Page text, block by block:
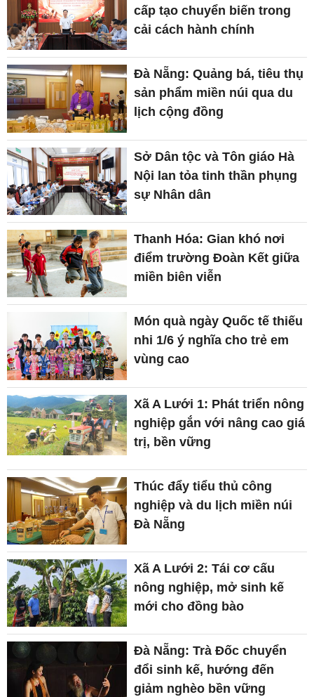
cấp tạo chuyển biến trong
cải cách hành chính
Đà Nẵng: Quảng bá, tiêu thụ
sản phẩm miền núi qua du
lịch cộng đồng
Sở Dân tộc và Tôn giáo Hà
Nội lan tỏa tinh thần phụng
sự Nhân dân
Thanh Hóa: Gian khó nơi
điểm trường Đoàn Kết giữa
miền biên viễn
Món quà ngày Quốc tế thiếu
nhi 1/6 ý nghĩa cho trẻ em
vùng cao
Xã A Lưới 1: Phát triển nông
nghiệp gắn với nâng cao giá
trị, bền vững
Thúc đẩy tiểu thủ công
nghiệp và du lịch miền núi
Đà Nẵng
Xã A Lưới 2: Tái cơ cấu
nông nghiệp, mở sinh kế
mới cho đồng bào
Đà Nẵng: Trà Đốc chuyển
đổi sinh kế, hướng đến
giảm nghèo bền vững